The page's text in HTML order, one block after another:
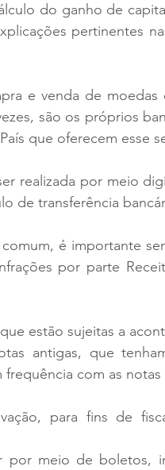
do ganho de
pertinentes
e venda de moedas
são os próprios
que oferecem esse
realizada por meio
de transferência
é importante
por parte
estão sujeitas a
antigas, que
com as
para fins de
meio de boletos,